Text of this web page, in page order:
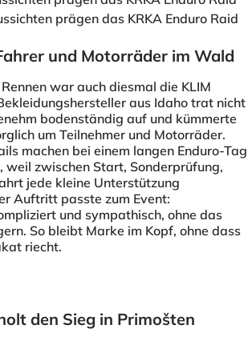
prägen das KRKA Enduro Raid
und Motorräder im Wald
war auch diesmal die KLIM
aus Idaho trat nicht
bodenständig auf und kümmerte
um Teilnehmer und Motorräder.
machen bei einem langen Enduro-Tag
weil zwischen Start, Sonderprüfung,
jede kleine Unterstützung
Auftritt passte zum Event:
und sympathisch, ohne das
So bleibt Marke im Kopf, ohne dass
riecht.
den Sieg in Primošten